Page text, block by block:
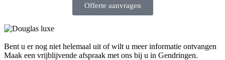
Offerte aanvragen
Bent u er nog niet helemaal uit of wilt u meer informatie ontvangen
Maak een vrijblijvende afspraak met ons bij u in Gendringen.